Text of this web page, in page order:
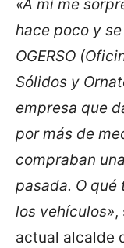
«A mí me
hace poco y
OGERSO
Sólidos y
empresa que
por más de
compraban
pasada. O qué
los vehículos»,
actual alcalde